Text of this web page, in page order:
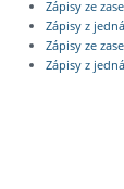
Zápisy ze
Zápisy z
Zápisy ze
Zápisy z